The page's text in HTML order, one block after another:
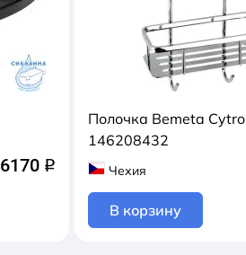
6170 q
Полочка Bemeta Cytro
146208432
Чехия
В корзину